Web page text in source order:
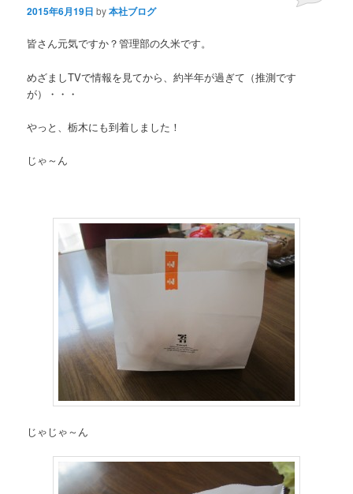
2015年6月19日 by本社ブログ
皆さん元気ですか？管理部の久米です。
めざましTVで情報を見てから、約半年が過ぎて（推測です
が）・・・
やっと、栃木にも到着しました！
じゃ～ん
じゃじゃ～ん